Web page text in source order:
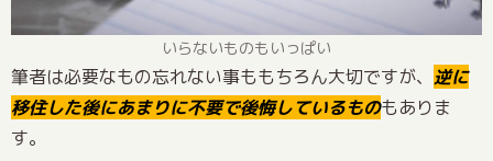
いらないものもいっぱい
筆者は必要なもの忘れない事ももちろん大切ですが、 逆に
移住した後にあまりに不要で後悔しているものもありま
す。